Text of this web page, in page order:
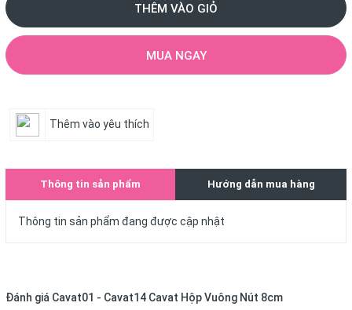
THÊM VÀO GIỎ
MUA NGAY
Thêm vào yêu thích
Thông tin sản phẩm Hướng dẫn mua hàng
Thông tin sản phẩm đang được cập nhật
Đánh giá Cavat01 - Cavat14 Cavat Hộp Vuông Nút 8cm